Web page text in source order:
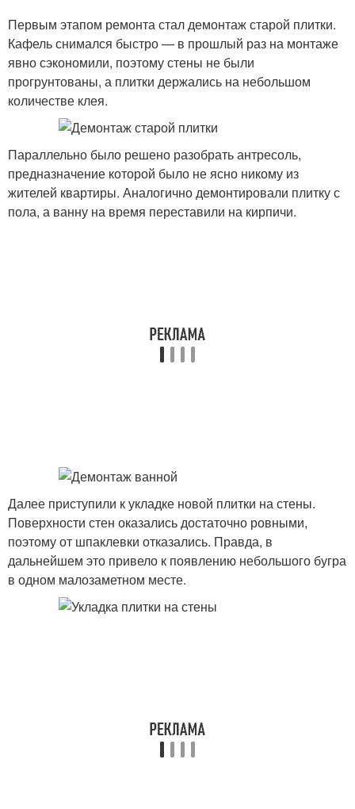
Первым этапом ремонта стал демонтаж старой плитки.
Кафель снимался быстро — в прошлый раз на монтаже
явно сэкономили, поэтому стены не были
прогрунтованы, а плитки держались на небольшом
количестве клея.
Параллельно было решено разобрать антресоль,
предназначение которой было не ясно никому из
жителей квартиры. Аналогично демонтировали плитку с
пола, а ванну на время переставили на кирпичи.
Далее приступили к укладке новой плитки на стены.
Поверхности стен оказались достаточно ровными,
поэтому от шпаклевки отказались. Правда, в
дальнейшем это привело к появлению небольшого бугра
в одном малозаметном месте.